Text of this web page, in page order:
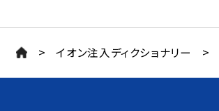
> イオン注入ディクショナリー >